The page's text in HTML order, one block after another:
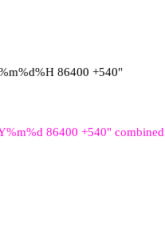
86400 +540"
86400 +540" combined